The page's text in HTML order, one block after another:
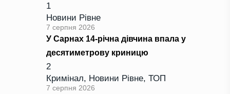
1
Новини Рівне
7 серпня 2026
У Сарнах 14-річна дівчина впала у
десятиметрову криницю
2
Кримінал, Новини Рівне, ТОП
7 серпня 2026